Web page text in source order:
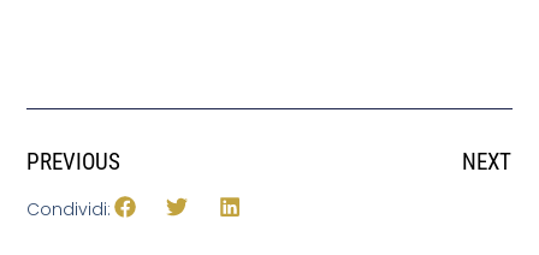
PREVIOUS NEXT
Condividi: